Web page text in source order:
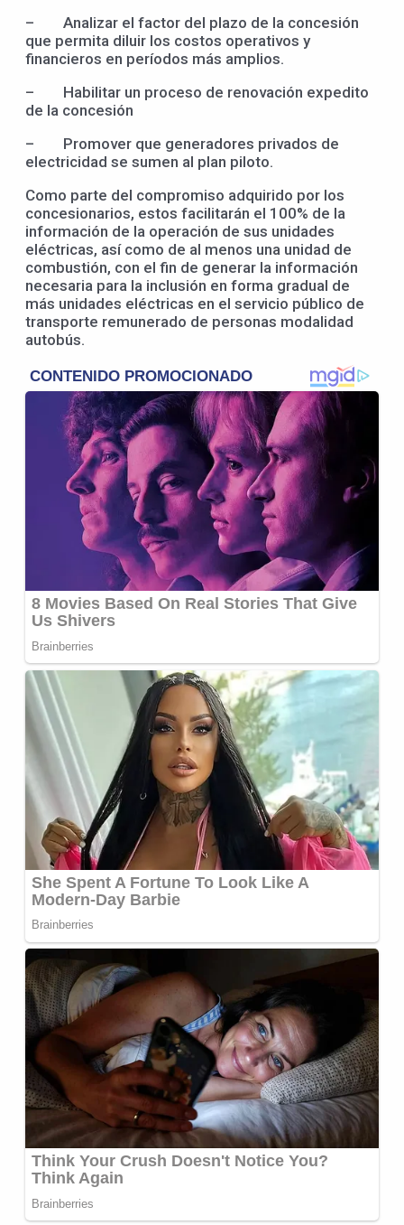
– Analizar el factor del plazo de la concesión
que permita diluir los costos operativos y
financieros en períodos más amplios.
– Habilitar un proceso de renovación expedito
de la concesión
– Promover que generadores privados de
electricidad se sumen al plan piloto.
Como parte del compromiso adquirido por los
concesionarios, estos facilitarán el 100% de la
información de la operación de sus unidades
eléctricas, así como de al menos una unidad de
combustión, con el fin de generar la información
necesaria para la inclusión en forma gradual de
más unidades eléctricas en el servicio público de
transporte remunerado de personas modalidad
autobús.